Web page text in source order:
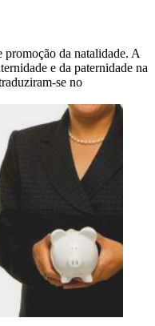
da natalidade. A
e da paternidade na
se no